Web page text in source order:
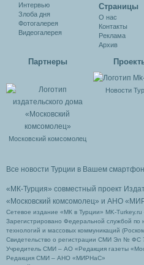
Интервью
Злоба дня
Фотогалерея
Видеогалерея
Cтраницы
О нас
Контакты
Реклама
Архив
Партнеры
Московский комсомолец
Новости
Все новости Турции в Вашем
«МК-Турция» совместный проект
«Московский комсомолец» и АНО
Сетевое издание «МК в Турции» MK-
Зарегистрировано Федеральной службой
технологий и массовых коммуникаций
Свидетельство о регистрации СМИ Эл № ФС
Учредитель СМИ – АО «Редакция газеты
Редакция СМИ – АНО «МИРНаС»